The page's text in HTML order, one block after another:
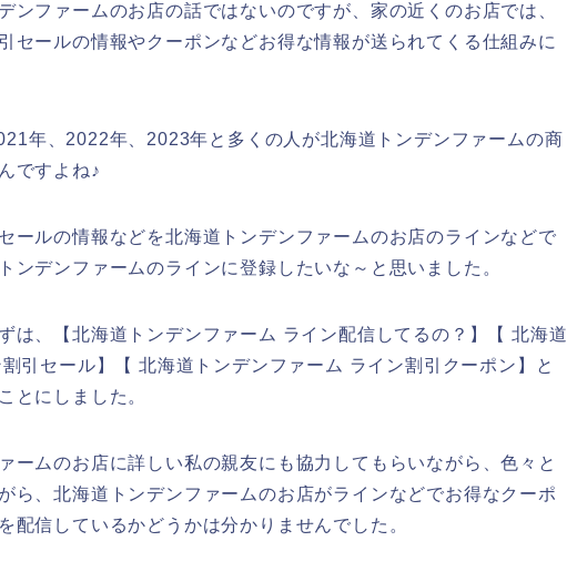
ンファームのお店の話ではないのですが、家の近くのお店では、
セールの情報やクーポンなどお得な情報が送られてくる仕組みに
年、2022年、2023年と多くの人が北海道トンデンファームの商
ですよね♪
ールの情報などを北海道トンデンファームのお店のラインなどで
ンデンファームのラインに登録したいな～と思いました。
は、【北海道トンデンファーム ライン配信してるの？】【 北海道
引セール】【 北海道トンデンファーム ライン割引クーポン】と
とにしました。
ームのお店に詳しい私の親友にも協力してもらいながら、色々と
ら、北海道トンデンファームのお店がラインなどでお得なクーポ
配信しているかどうかは分かりませんでした。